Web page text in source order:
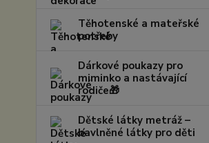
Těhotenské a mateřské
potřeby
Dárkové poukazy pro
miminko a nastávající
rodiče🎁
Dětské látky metráž –
bavlněné látky pro děti